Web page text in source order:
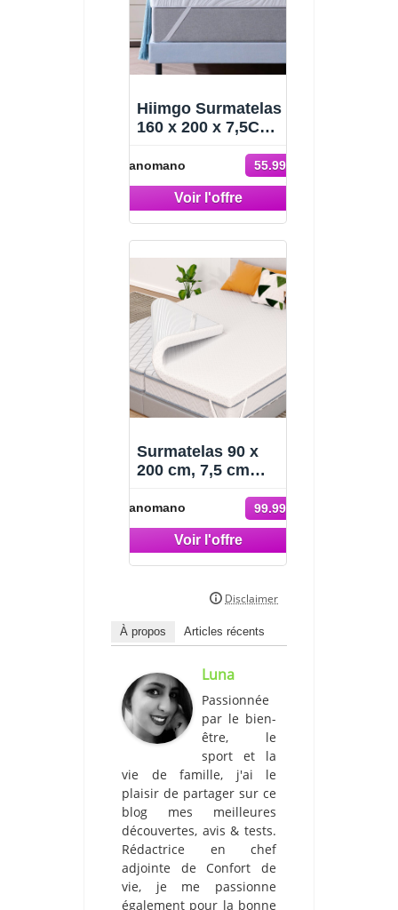
Hiimgo Surmatelas
160 x 200 x 7,5CM,
Surmatelas
Memoire de Forme
Gel,Absorbant et
Manomano 55.99 €
Surmatelas 90 x
200 cm, 7,5 cm
surmatelas
memoire de Forme,
surmatelas rafraîch
Manomano 99.99 €
À propos Articles récents
Luna
Passionnée
par le bien-
être, le
sport et la
vie de famille, j'ai le
plaisir de partager sur ce
blog mes meilleures
découvertes, avis & tests.
Rédactrice en chef
adjointe de Confort de
vie, je me passionne
également pour la bonne